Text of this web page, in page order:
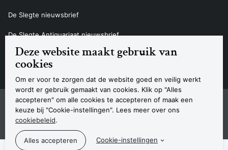
Deze website maakt gebruik van
cookies
Om er voor te zorgen dat de website goed en veilig werkt
wordt er gebruik gemaakt van cookies. Klik op "Alles
accepteren" om alle cookies te accepteren of maak een
keuze bij "Cookie-instellingen". Lees meer over ons
cookiebeleid.
Cookie-instellingen
De Slegte nieuwsbrief
De Slegte Antiquariaat nieuwsbrief
Contact
Navigatie
SitemapPrivacyverklaring CookieverklaringAlgemene voorwaardenDisclaimer
Contact